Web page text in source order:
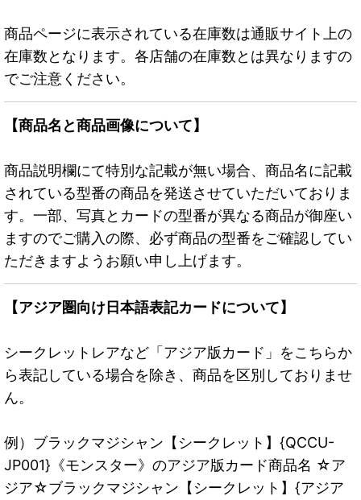
商品ページに表示されている在庫数は通販サイト上の
在庫数となります。各店舗の在庫数とは異なりますの
でご注意ください。
【商品名と商品画像について】
商品説明欄にて特別な記載が無い場合、商品名に記載
されている型番の商品を発送させていただいておりま
す。一部、写真とカードの型番が異なる商品が御座い
ますのでご購入の際、必ず商品の型番をご確認してい
ただきますようお願い申し上げます。
【アジア圏向け日本語表記カードについて】
シークレットレアなど「アジア版カード」をこちらか
ら表記している場合を除き、商品を区別しておりませ
ん。
例）ブラックマジシャン【シークレット】{QCCU-
JP001}《モンスター》のアジア版カード商品名 ☆ア
ジア☆ブラックマジシャン【シークレット】{アジア